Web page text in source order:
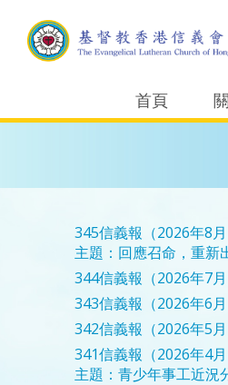
首頁
345信義報（2026年8月
主題：回應召命，重新
344信義報（2026年7月
343信義報（2026年6月
342信義報（2026年5月
341信義報（2026年4月
主題：青少年事工近況